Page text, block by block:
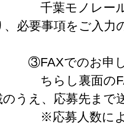
ール公式
必要事項をご入力
お申し
のFAX申
うえ、応募先まで
によって